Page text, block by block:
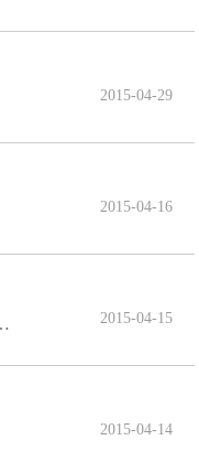
2015-04-29
2015-04-16
2015-04-15
2015-04-14